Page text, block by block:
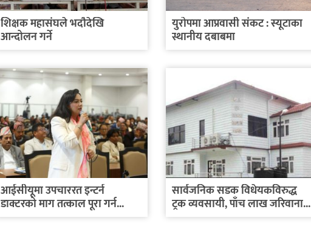
शिक्षक महासंघले भदौदेखि
आन्दोलन गर्ने
युरोपमा आप्रवासी संकट : स्यूटाका
स्थानीय दबाबमा
आईसीयूमा उपचाररत इन्टर्न
डाक्टरको माग तत्काल पूरा गर्न...
सार्वजनिक सडक विधेयकविरुद्ध
ट्रक व्यवसायी, पाँच लाख जरिवाना...